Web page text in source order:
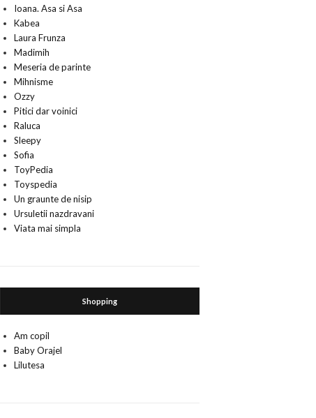
Ioana. Asa si Asa
Kabea
Laura Frunza
Madimih
Meseria de parinte
Mihnisme
Ozzy
Pitici dar voinici
Raluca
Sleepy
Sofia
ToyPedia
Toyspedia
Un graunte de nisip
Ursuletii nazdravani
Viata mai simpla
Shopping
Am copil
Baby Orajel
Lilutesa